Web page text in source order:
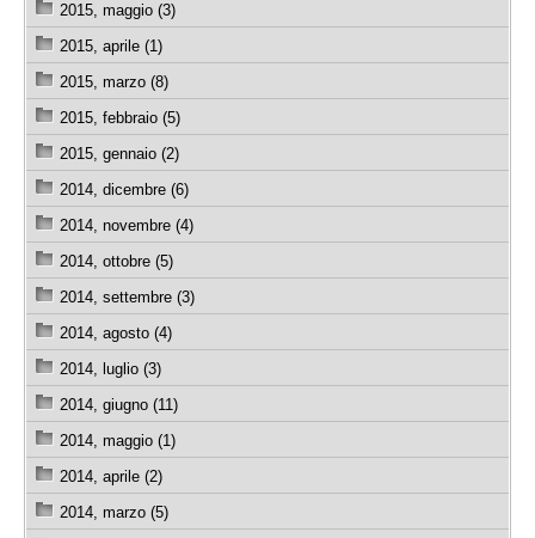
2015, maggio (3)
2015, aprile (1)
2015, marzo (8)
2015, febbraio (5)
2015, gennaio (2)
2014, dicembre (6)
2014, novembre (4)
2014, ottobre (5)
2014, settembre (3)
2014, agosto (4)
2014, luglio (3)
2014, giugno (11)
2014, maggio (1)
2014, aprile (2)
2014, marzo (5)